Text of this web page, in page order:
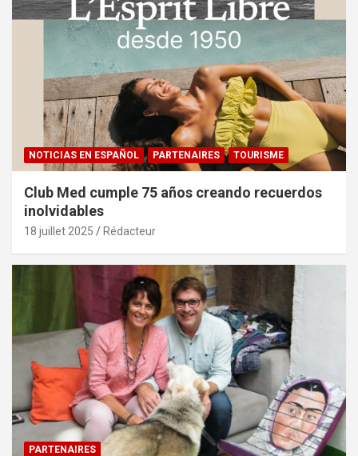
NOTICIAS EN ESPAÑOL PARTENAIRES TOURISME
Club Med cumple 75 años creando recuerdos
inolvidables
18 juillet 2025 Rédacteur
PARTENAIRES